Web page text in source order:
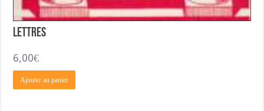
Lettres
6,00€
Ajouter au panier